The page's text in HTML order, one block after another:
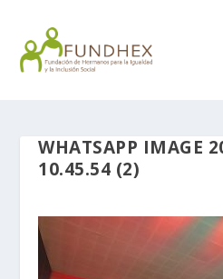
WHATSAPP IMAGE
10.45.54 (2)